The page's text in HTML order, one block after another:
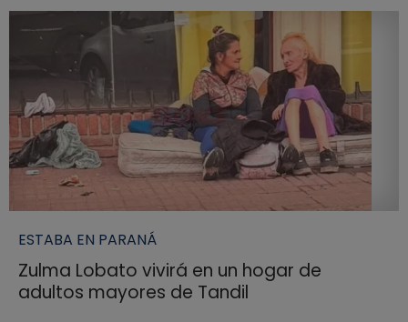
ESTABA EN PARANÁ
Zulma Lobato vivirá en un hogar de
adultos mayores de Tandil